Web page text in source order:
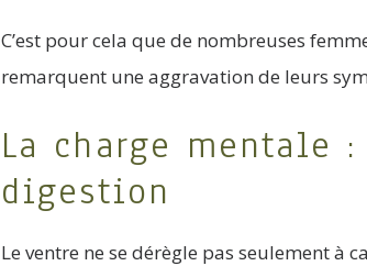
C’est pour cela que de nombreuses
remarquent une aggravation de leurs
La charge mentale
digestion
Le ventre ne se dérègle pas seulement à